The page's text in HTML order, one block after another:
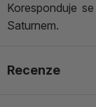
Koresponduje
Saturnem.
Recenze